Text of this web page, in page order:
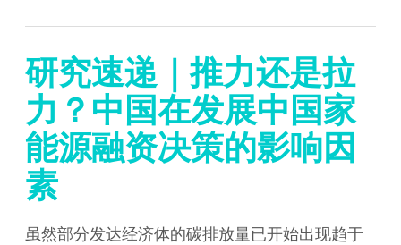
研究速递｜推力还是拉
力？中国在发展中国家
能源融资决策的影响因
素
虽然部分发达经济体的碳排放量已开始出现趋于